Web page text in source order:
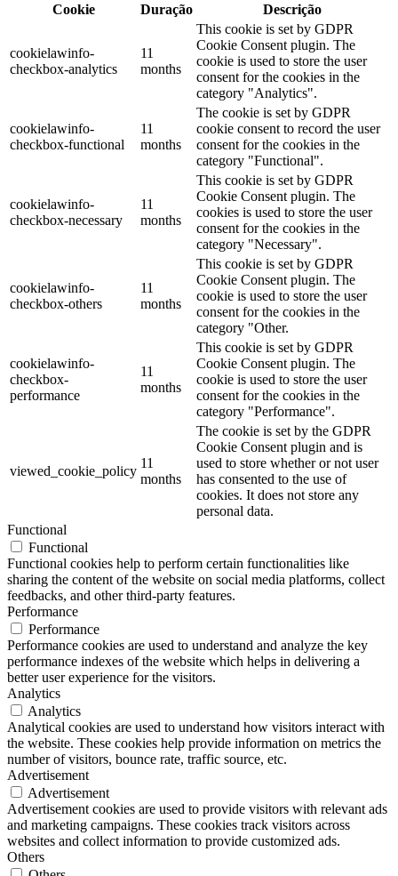
Cookie
Duração Descrição
cookielawinfo-
checkbox-analytics
11
months
This cookie is set by GDPR
Cookie Consent plugin. The
cookie is used to store the user
consent for the cookies in the
category "Analytics".
cookielawinfo-
checkbox-functional
11
months
The cookie is set by GDPR
cookie consent to record the user
consent for the cookies in the
category "Functional".
cookielawinfo-
checkbox-necessary
11
months
This cookie is set by GDPR
Cookie Consent plugin. The
cookies is used to store the user
consent for the cookies in the
category "Necessary".
cookielawinfo-
checkbox-others
11
months
This cookie is set by GDPR
Cookie Consent plugin. The
cookie is used to store the user
consent for the cookies in the
category "Other.
cookielawinfo-
checkbox-
performance
11
months
This cookie is set by GDPR
Cookie Consent plugin. The
cookie is used to store the user
consent for the cookies in the
category "Performance".
viewed_cookie_policy
11
months
The cookie is set by the GDPR
Cookie Consent plugin and is
used to store whether or not user
has consented to the use of
cookies. It does not store any
personal data.
Functional
Functional
Functional cookies help to perform certain functionalities like
sharing the content of the website on social media platforms, collect
feedbacks, and other third-party features.
Performance
Performance
Performance cookies are used to understand and analyze the key
performance indexes of the website which helps in delivering a
better user experience for the visitors.
Analytics
Analytics
Analytical cookies are used to understand how visitors interact with
the website. These cookies help provide information on metrics the
number of visitors, bounce rate, traffic source, etc.
Advertisement
Advertisement
Advertisement cookies are used to provide visitors with relevant ads
and marketing campaigns. These cookies track visitors across
websites and collect information to provide customized ads.
Others